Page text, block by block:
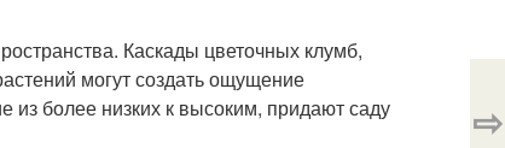
Каскады цветочных клумб,
могут создать ощущение
из более низких к высоким, придают саду
⇨